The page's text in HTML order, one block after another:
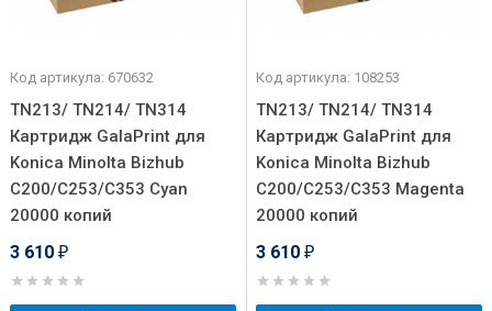
Код артикула: 670632
TN213/ TN214/ TN314
Картридж GalaPrint для
Konica Minolta Bizhub
C200/C253/C353 Cyan
20000 копий
3 610 ₽
Код артикула: 108253
TN213/ TN214/ TN314
Картридж GalaPrint для
Konica Minolta Bizhub
C200/C253/C353 Magenta
20000 копий
3 610 ₽